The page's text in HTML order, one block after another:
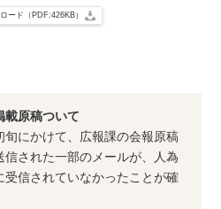
ード（PDF:426KB）
載原稿ついて
にかけて、広報課の会報原稿
された一部のメールが、人為
受信されていなかったことが確